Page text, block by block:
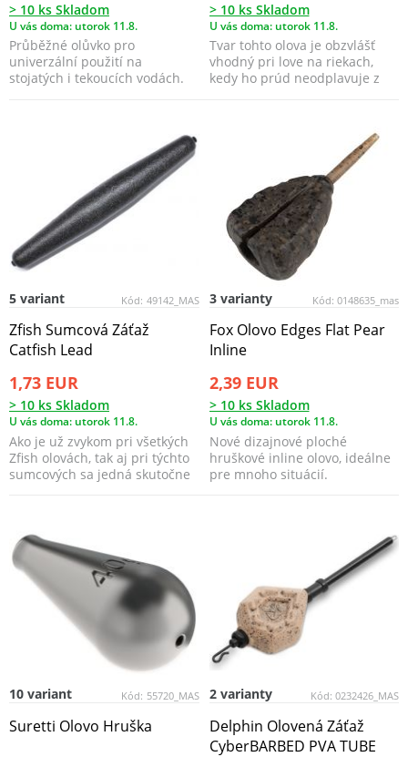
> 10 ks Skladom
U vás doma: utorok 11.8.
Průběžné olůvko pro
univerzální použití na
stojatých i tekoucích vodách.
> 10 ks Skladom
U vás doma: utorok 11.8.
Tvar tohto olova je obzvlášť
vhodný pri love na riekach,
kedy ho prúd neodplavuje z
Kód: 49142_MAS
5 variant
Zfish Sumcová Záťaž
Catfish Lead
1,73 EUR
> 10 ks Skladom
U vás doma: utorok 11.8.
Ako je už zvykom pri všetkých
Zfish olovách, tak aj pri týchto
sumcových sa jedná skutočne
Kód: 0148635_mas
3 varianty
Fox Olovo Edges Flat Pear
Inline
2,39 EUR
> 10 ks Skladom
U vás doma: utorok 11.8.
Nové dizajnové ploché
hruškové inline olovo, ideálne
pre mnoho situácií.
Kód: 55720_MAS
10 variant
Suretti Olovo Hruška
Kód: 0232426_MAS
2 varianty
Delphin Olovená Záťaž
CyberBARBED PVA TUBE